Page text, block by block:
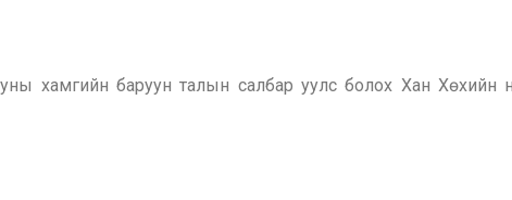
хамгийн баруун талын салбар уулс болох Хан Хөхийн